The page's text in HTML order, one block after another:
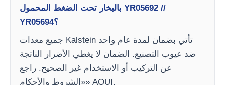
بالبخار تحت الضغط المحمول YR05692 //
YR05694؟
جميع معدات Kalstein تأتي بضمان لمدة عام واحد
ضد عيوب التصنيع. الضمان لا يغطي الأضرار الناتجة
عن التركيب أو الاستخدام غير الصحيح. راجع
«الشروط والأحكام» AQUI.